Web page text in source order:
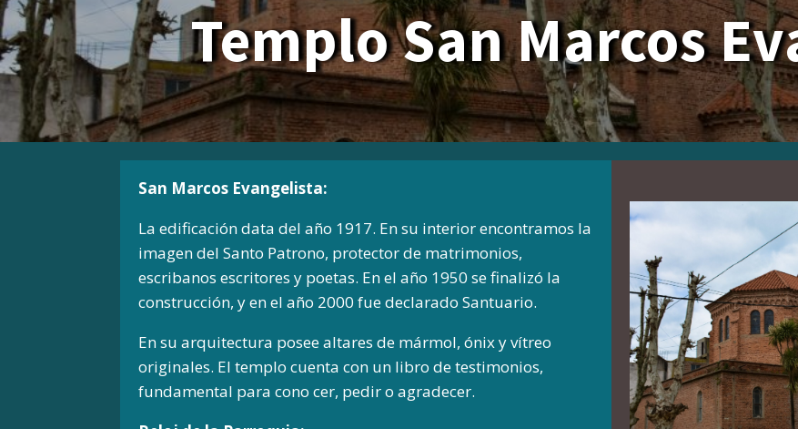
Templo San Marcos
San Marcos Evangelista:
La edificación data del año 1917. En su interior encontramos la
imagen del Santo Patrono, protector de matrimonios,
escribanos escritores y poetas. En el año 1950 se finalizó la
construcción, y en el año 2000 fue declarado Santuario.
En su arquitectura posee altares de mármol, ónix y vítreo
originales. El templo cuenta con un libro de testimonios,
fundamental para cono cer, pedir o agradecer.